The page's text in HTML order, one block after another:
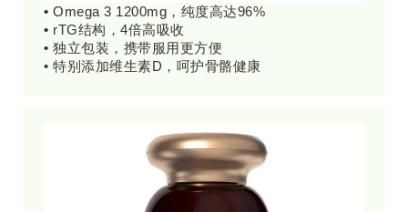
• Omega 3 1200mg，纯度高达96%
• rTG结构，4倍高吸收
• 独立包装，携带服用更方便
• 特别添加维生素D，呵护骨骼健康